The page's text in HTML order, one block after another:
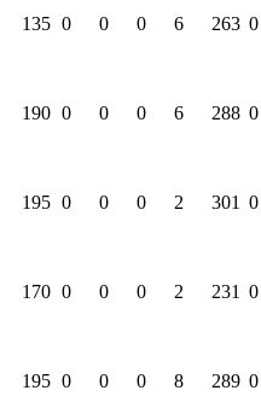
135 0 0 0 6 263 0
190 0 0 0 6 288 0
195 0 0 0 2 301 0
170 0 0 0 2 231 0
195 0 0 0 8 289 0